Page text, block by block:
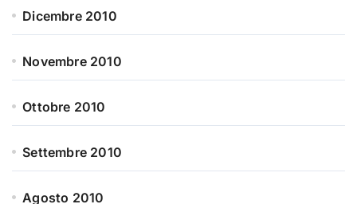
Dicembre 2010
Novembre 2010
Ottobre 2010
Settembre 2010
Agosto 2010